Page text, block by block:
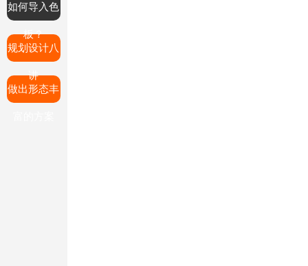
如何导入色
板？
规划设计八
讲
做出形态丰